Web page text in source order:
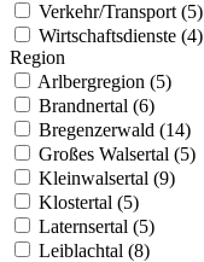
Verkehr/Transport (5)
Wirtschaftsdienste (4)
Region
Arlbergregion (5)
Brandnertal (6)
Bregenzerwald (14)
Großes Walsertal (5)
Kleinwalsertal (9)
Klostertal (5)
Laternsertal (5)
Leiblachtal (8)